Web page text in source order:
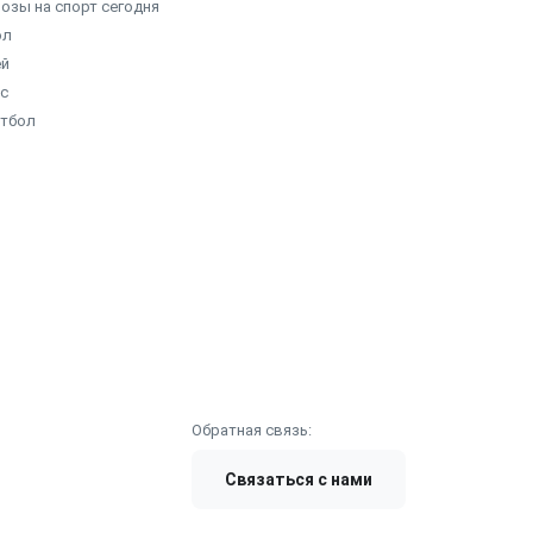
на спорт сегодня
Обратная связь:
Связаться с нами